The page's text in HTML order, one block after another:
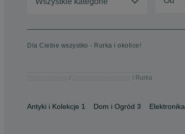
Dla Ciebie wszystko - Rurka i okolice!
Rurka
Antyki i Kolekcje 1 Dom i Ogród 3 Elektronika